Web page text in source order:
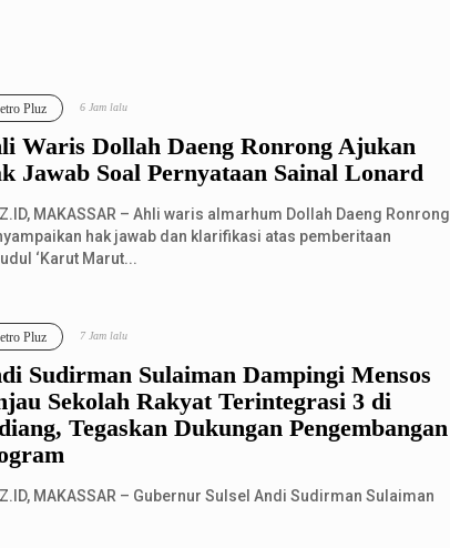
Waris Dollah Daeng Ronrong Ajukan
Jawab Soal Pernyataan Sainal Lonard
Pluz 6 Jam lalu
MAKASSAR – Ahli waris almarhum Dollah Daeng Ronrong
hak jawab dan klarifikasi atas pemberitaan
‘Karut Marut...
Sudirman Sulaiman Dampingi Mensos
Sekolah Rakyat Terintegrasi 3 di
Tegaskan Dukungan Pengembangan
Pluz 7 Jam lalu
MAKASSAR – Gubernur Sulsel Andi Sudirman Sulaiman